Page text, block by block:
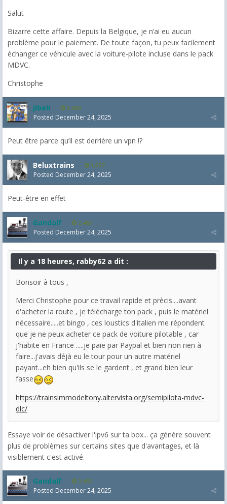
Salut
Bizarre cette affaire. Depuis la Belgique, je n’ai eu aucun
problème pour le paiement. De toute façon, tu peux facilement
échanger ce véhicule avec la voiture-pilote incluse dans le pack
MDVC.
Christophe
jibeh 5,469
Posted December 24, 2025
Peut être parce qu’il est derrière un vpn !?
Beluxtrains 1,557
Posted December 24, 2025
Peut-être en effet
Gandalf 2,463
Posted December 24, 2025
Il y a 18 heures, rabby62 a dit :
Bonsoir à tous ,
Merci Christophe pour ce travail rapide et prècis....avant
d'acheter la route , je télécharge ton pack , puis le matériel
nécessaire.....et bingo , ces loustics d'italien me répondent
que je ne peux acheter ce pack de voiture pilotable , car
j'habite en France .....je paie par Paypal et bien non rien à
faire...j'avais déjà eu le tour pour un autre matériel
payant...eh bien qu'ils se le gardent , et grand bien leur
fasse
https://trainsimmodeltony.altervista.org/semipilota-mdvc-
dlc/
Essaye voir de désactiver l'ipv6 sur ta box... ça génère souvent
plus de problèmes sur certains sites que d'avantages, et là
visiblement c'est activé.
Gandalf 2,463
Posted December 24, 2025